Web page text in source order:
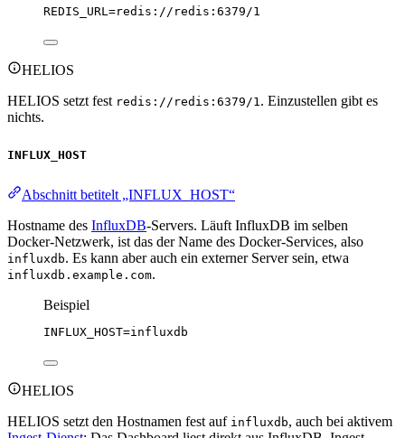
REDIS_URL =redis://redis:6379/1
HELIOS
HELIOS setzt fest redis://redis:6379/1 . Einzustellen gibt es
nichts.
INFLUX_HOST
Abschnitt betitelt „INFLUX_HOST“
Hostname des InfluxDB-Servers. Läuft InfluxDB im selben
Docker-Netzwerk, ist das der Name des Docker-Services, also
influxdb. Es kann aber auch ein externer Server sein, etwa
influxdb.example.com.
Beispiel
INFLUX_HOST=influxdb
HELIOS
HELIOS setzt den Hostnamen fest auf influxdb, auch bei aktivem